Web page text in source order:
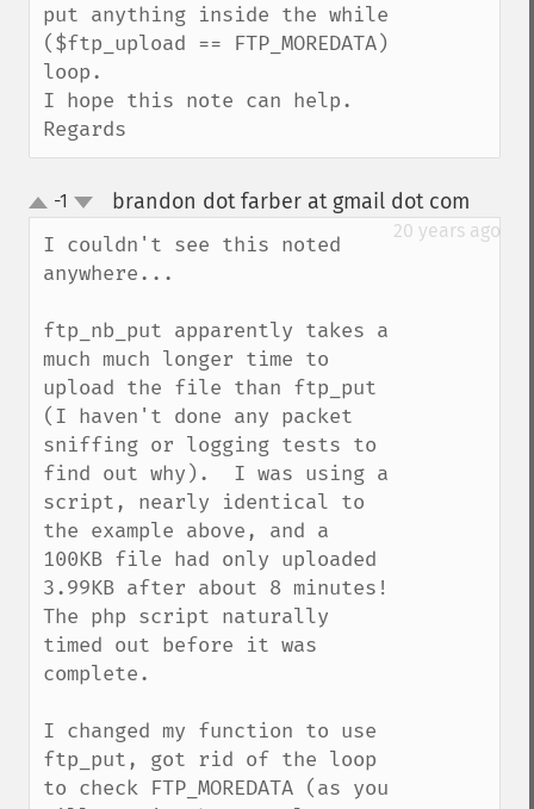
put anything inside the while
($ftp_upload == FTP_MOREDATA)
loop.
I hope this note can help.
Regards
up
down
-1 brandon dot farber at gmail dot com
20 years ago
I couldn't see this noted
anywhere...
ftp_nb_put apparently takes a
much much longer time to
upload the file than ftp_put
(I haven't done any packet
sniffing or logging tests to
find out why).  I was using a
script, nearly identical to
the example above, and a
100KB file had only uploaded
3.99KB after about 8 minutes!
The php script naturally
timed out before it was
complete.
I changed my function to use
ftp_put, got rid of the loop
to check FTP_MOREDATA (as you